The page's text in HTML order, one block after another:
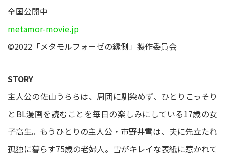
全国公開中
metamor-movie.jp
©2022「メタモルフォーゼの縁側」製作委員会
STORY
主人公の佐山うららは、周囲に馴染めず、ひとりこっそり
とBL漫画を読むことを毎日の楽しみにしている17歳の女
子高生。もうひとりの主人公・市野井雪は、夫に先立たれ
孤独に暮らす75歳の老婦人。雪がキレイな表紙に惹かれて